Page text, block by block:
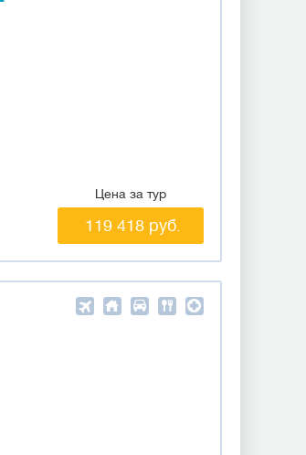
Цена за тур
119 418 руб.